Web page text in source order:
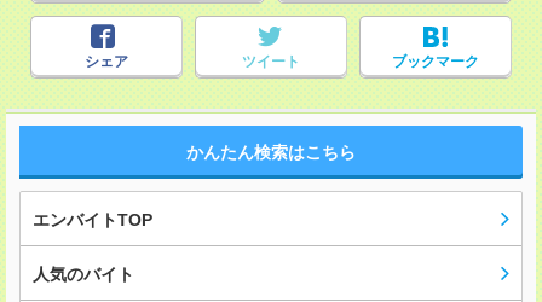
シェア ツイート ブックマーク
かんたん検索はこちら
エンバイトTOP
人気のバイト